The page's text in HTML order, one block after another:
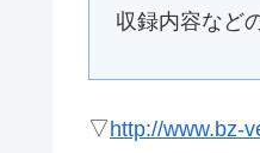
収録内容など
▽http://www.bz-